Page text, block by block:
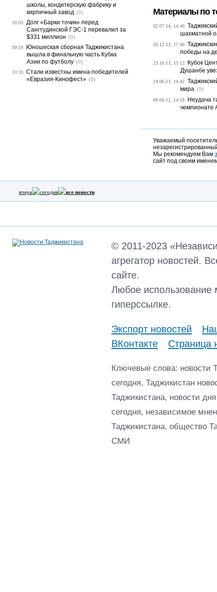
Материалы по
02.07.14, 14:40
шахматной
20.12.13, 17:40
победы на
23.10.13, 15:12
Кубок
Душанбе
14.06.13, 14:42
мира (0)
09.06.12, 14:58
Неудача
чемпионате
Уважаемый
Мы рекомендуем Вам
сайт под своим
школы, кондитерскую фабрику и
кирпичный завод (0)
10:03 Долг «Барки точик» перед
Сангтудинской ГЭС-1 перевалил за
$331 миллион (0)
09:59
Юношеская сборная Таджикистана
вышла в финальную часть Кубка
Азии по футболу (0)
13:33 Стали известны имена победителей
«Евразия-Кинофест» (0)
вчера сегодня все новости
© 2011-2023
агрегатор новостей.
сайте.
Любое использование
гиперссылке.
Экспорт новостей
ВКонтакте
Страница
Ключевые слова: новости
сегодня, Таджикистан
Таджикистана, новости
сегодня, независимое
Таджикистана, общество
СМИ